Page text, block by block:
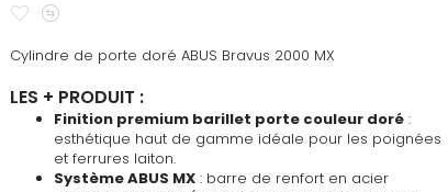
Ajouter
mescomparateur
Cylindre de porte doré ABUS Bravus 2000 MX
LES + PRODUIT :
Finition premium barillet porte couleur doré :
esthétique haut de gamme idéale pour les poignées
et ferrures laiton.
Système ABUS MX : barre de renfort en acier